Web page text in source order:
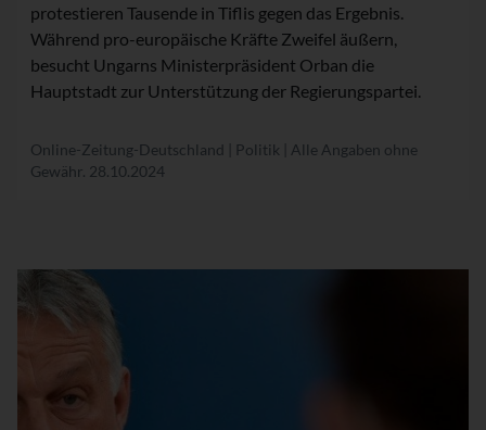
protestieren Tausende in Tiflis gegen das Ergebnis.
Während pro-europäische Kräfte Zweifel äußern,
besucht Ungarns Ministerpräsident Orban die
Hauptstadt zur Unterstützung der Regierungspartei.
Online-Zeitung-Deutschland | Politik | Alle Angaben ohne
Gewähr. 28.10.2024